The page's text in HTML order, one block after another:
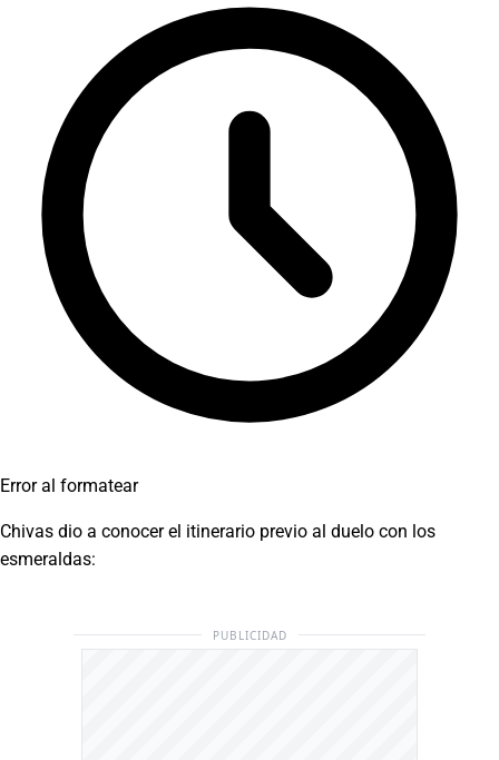
Error al formatear
Chivas dio a conocer el itinerario previo al duelo con los
esmeraldas:
PUBLICIDAD